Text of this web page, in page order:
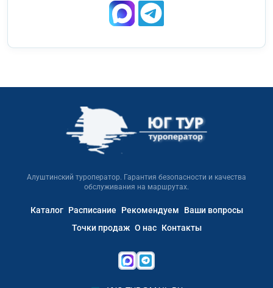
Алуштинский туроператор. Гарантия безопасности и качества
обслуживания на маршрутах.
Каталог Расписание Рекомендуем
Ваши вопросы
Точки продаж О нас Контакты